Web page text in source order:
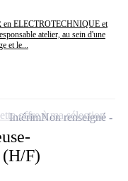
ELECTROTECHNIQUE et
atelier, au sein d'une
et le...
(H/F)
IntérimNon renseigné
offre à ma sélection